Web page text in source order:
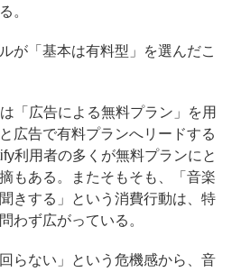
。
が「基本は有料型」を選んだこ
「広告による無料プラン」を用
広告で有料プランへリードする
利用者の多くが無料プランにと
もある。またそもそも、「音楽
きする」という消費行動は、特
わず広がっている。
らない」という危機感から、音